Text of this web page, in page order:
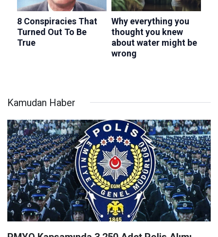
Kamudan Haber